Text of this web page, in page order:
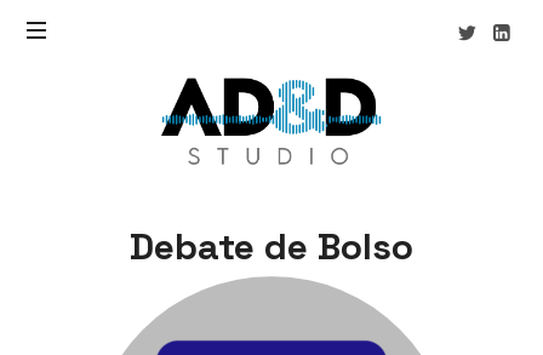
AD&D
Studio
Debate de Bolso